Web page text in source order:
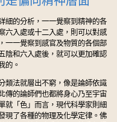
細的分析，一一覺察到精神的各
六入處或十二入處，則可以對感
一一覺察到感官及物質的各個部
陰和六入處後，就可以更加確認
的。
類法就層出不窮，像是論師依識
傳的論師們也都將身心乃至宇宙
就「色」而言，現代科學家則細
現了各種的物理及化學定律。佛